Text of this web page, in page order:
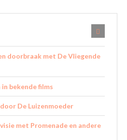
doorbraak met De Vliegende
bekende films
De Luizenmoeder
met Promenade en andere